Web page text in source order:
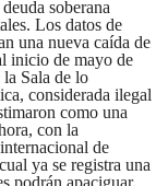
soberana
Los datos de
una nueva caída de
inicio de mayo de
Sala de lo
considerada ilegal
como una
con la
de
ya se registra una
podrán apaciguar,